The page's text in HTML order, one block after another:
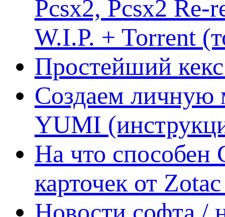
Pcsx2, Pcsx2
W.I.P. + Torrent
Простейший кекс
Создаем личную
YUMI
На что способен
карточек от